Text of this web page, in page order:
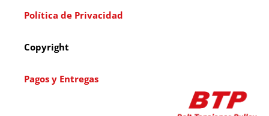
Política de Privacidad
Copyright
Pagos y Entregas